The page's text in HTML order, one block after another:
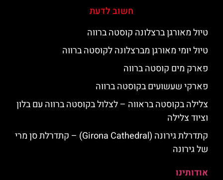
חשוב לדעת
טיול מאורגן ברצלונה קוסטה ברווה
טיול יומי מאורגן מברצלונה לקוסטה ברווה
פארק מים קוסטה ברווה
פארקי שעשועים בקוסטה ברווה
צלילה בקוסטה בראווה – לצלול בקוסטה ברווה עם בלון
וציוד צלילה
קתדרלת גירונה (Girona Cathedral) – קתדרלת סן מרי
של גירונה
אודותינו